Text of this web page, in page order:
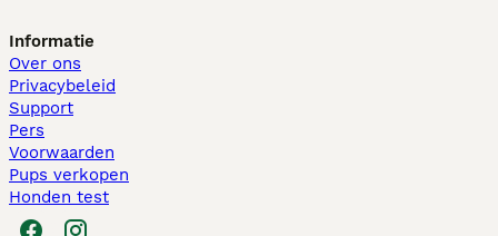
Informatie
Over ons
Privacybeleid
Support
Pers
Voorwaarden
Pups verkopen
Honden test